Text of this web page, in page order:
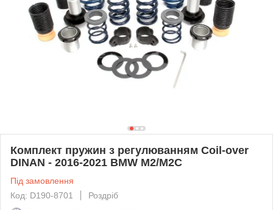
Комплект пружин з регулюванням Coil-over
DINAN - 2016-2021 BMW M2/M2C
Під замовлення
Код: D190-8701
Роздріб